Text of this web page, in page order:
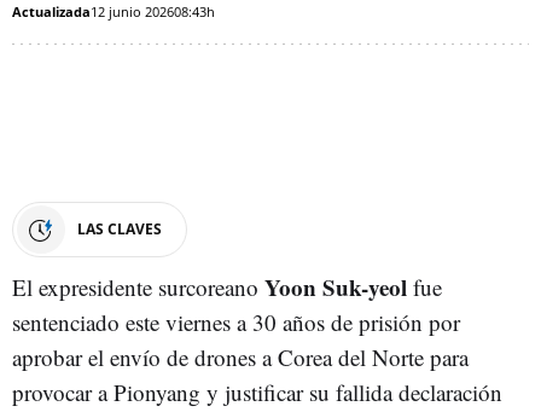
Actualizada12 junio 202608:43h
LAS CLAVES
El expresidente surcoreano Yoon Suk-yeol fue
sentenciado este viernes a 30 años de prisión por
aprobar el envío de drones a Corea del Norte para
provocar a Pionyang y justificar su fallida declaración